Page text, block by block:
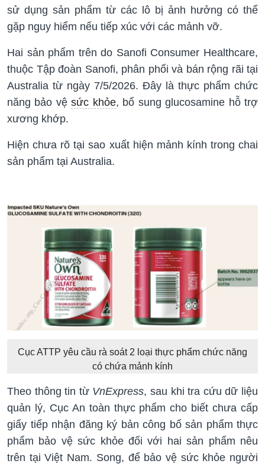
sử dụng sản phẩm từ các lô bị ảnh hưởng có thể
gặp nguy hiểm nếu tiếp xúc với các mảnh vỡ.
Hai sản phẩm trên do Sanofi Consumer Healthcare,
thuộc Tập đoàn Sanofi, phân phối và bán rộng rãi tại
Australia từ ngày 7/5/2026. Đây là thực phẩm chức
năng bảo vệsức khỏe, bổ sung glucosamine hỗ trợ
xương khớp.
Hiện chưa rõ tại sao xuất hiện mảnh kính trong chai
sản phẩm tại Australia.
Cục ATTP yêu cầu rà soát 2 loại thực phẩm chức năng
có chứa mảnh kính
Theo thông tin từ VnExpress, sau khi tra cứu dữ liệu
quản lý, Cục An toàn thực phẩm cho biết chưa cấp
giấy tiếp nhận đăng ký bản công bố sản phẩm thực
phẩm bảo vệ sức khỏe đối với hai sản phẩm nêu
trên tại Việt Nam. Song, để bảo vệ sức khỏe người